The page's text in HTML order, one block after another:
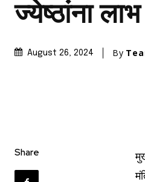
ज्येष्ठांना लाभ
August 26, 2024 By
Share